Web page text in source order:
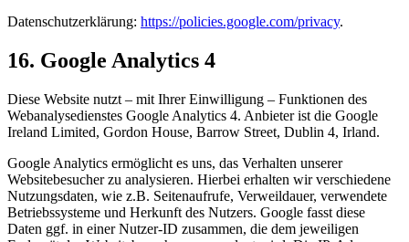
Datenschutzerklärung: https://policies.google.com/privacy.
16. Google Analytics 4
Diese Website nutzt – mit Ihrer Einwilligung – Funktionen des
Webanalysedienstes Google Analytics 4. Anbieter ist die Google
Ireland Limited, Gordon House, Barrow Street, Dublin 4, Irland.
Google Analytics ermöglicht es uns, das Verhalten unserer
Websitebesucher zu analysieren. Hierbei erhalten wir verschiedene
Nutzungsdaten, wie z.B. Seitenaufrufe, Verweildauer, verwendete
Betriebssysteme und Herkunft des Nutzers. Google fasst diese
Daten ggf. in einer Nutzer-ID zusammen, die dem jeweiligen